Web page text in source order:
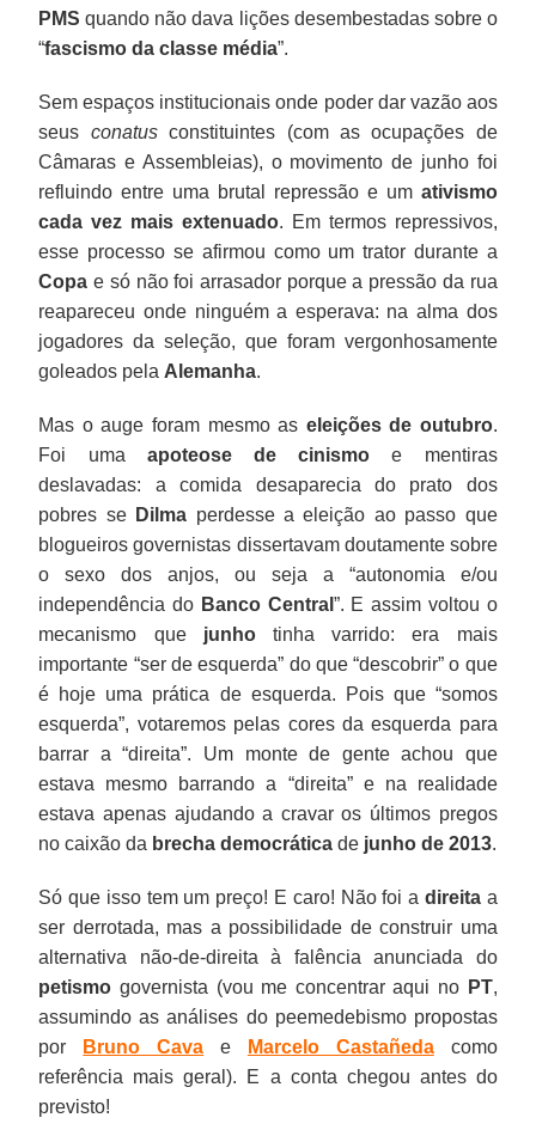
PMS quando não dava lições desembestadas sobre o
“fascismo da classe média”.
Sem espaços institucionais onde poder dar vazão aos
seus conatusconstituintes (com as ocupações de
Câmaras e Assembleias), o movimento de junho foi
refluindo entre uma brutal repressão e um ativismo
cada vez mais extenuado. Em termos repressivos,
esse processo se afirmou como um trator durante a
Copa e só não foi arrasador porque a pressão da rua
reapareceu onde ninguém a esperava: na alma dos
jogadores da seleção, que foram vergonhosamente
goleados pela Alemanha.
Mas o auge foram mesmo as eleições de outubro.
Foi uma apoteose de cinismo e mentiras
deslavadas: a comida desaparecia do prato dos
pobres seDilma perdesse a eleição ao passo que
blogueiros governistas dissertavam doutamente sobre
o sexo dos anjos, ou seja a “autonomia e/ou
independência do Banco Central ”. E assim voltou o
mecanismo que junhotinha varrido: era mais
importante “ser de esquerda” do que “descobrir” o que
é hoje uma prática de esquerda. Pois que “somos
esquerda”, votaremos pelas cores da esquerda para
barrar a “direita”. Um monte de gente achou que
estava mesmo barrando a “direita” e na realidade
estava apenas ajudando a cravar os últimos pregos
no caixão da brecha democrática de junho de 2013.
Só que isso tem um preço! E caro! Não foi a direitaa
ser derrotada, mas a possibilidade de construir uma
alternativa não-de-direita à falência anunciada do
petismo governista (vou me concentrar aqui no PT,
assumindo as análises do peemedebismo propostas
por
Bruno Cava e Marcelo Castañedacomo
referência mais geral). E a conta chegou antes do
previsto!